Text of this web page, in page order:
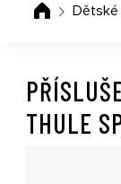
Dětské
THULE